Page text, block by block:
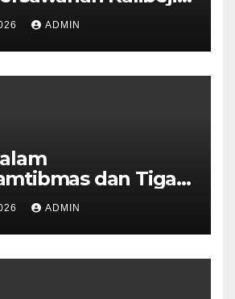
Tidak Ada
ADMIN
dan Tiga
Ungaran
Warga
Ronda
ADMIN